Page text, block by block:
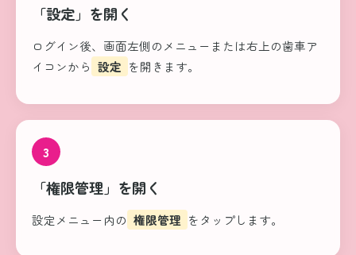
「設定」を開く
ログイン後、画面左側のメニューまたは右上の歯車ア
イコンから 設定 を開きます。
3
「権限管理」を開く
設定メニュー内の 権限管理 をタップします。